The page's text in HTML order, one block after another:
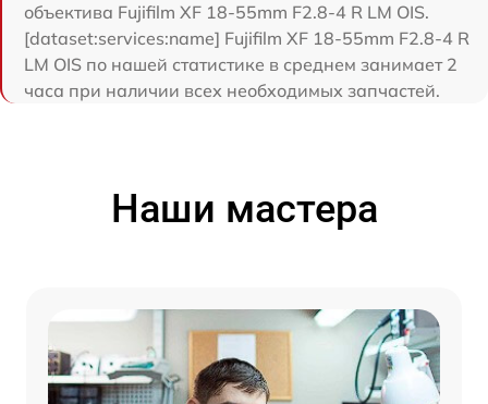
объектива Fujifilm XF 18-55mm F2.8-4 R LM OIS.
[dataset:services:name] Fujifilm XF 18-55mm F2.8-4 R
LM OIS по нашей статистике в среднем занимает 2
часа при наличии всех необходимых запчастей.
Наши мастера